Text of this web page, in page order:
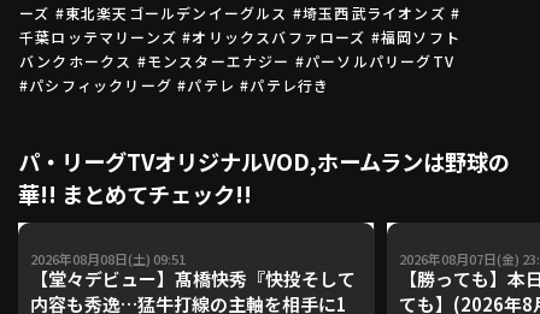
特定商取引法の表示 アルバイト募集（別ウィンドウで開く
ーズ #東北楽天ゴールデンイーグルス #埼玉西武ライオンズ #
千葉ロッテマリーンズ #オリックスバファローズ #福岡ソフト
バンクホークス #モンスターエナジー #パーソルパリーグTV
#パシフィックリーグ #パテレ #パテレ行き
パ・リーグTVオリジナルVOD,ホームランは野球の
華!! まとめてチェック!!
2026年08月08日(土) 09:51
【堂々デビュー】髙橋快秀『快投そして
内容も秀逸…猛牛打線の主軸を相手に1
2026年08月07日(金)
【勝っても】本
ても】(2026年8